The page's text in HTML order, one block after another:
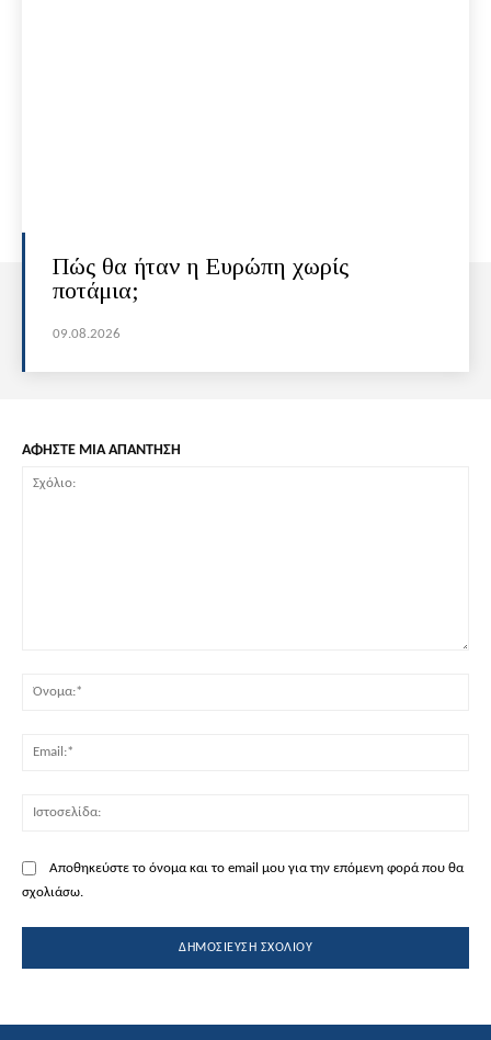
Πώς θα ήταν η Ευρώπη χωρίς
ποτάμια;
09.08.2026
ΑΦΗΣΤΕ ΜΙΑ ΑΠΑΝΤΗΣΗ
Αποθηκεύστε το όνομα και το email μου για την επόμενη φορά που θα
σχολιάσω.